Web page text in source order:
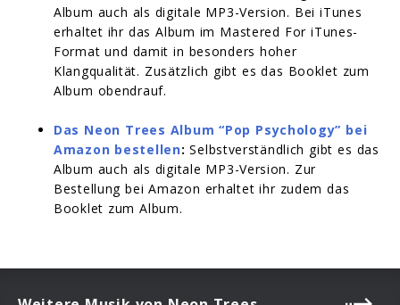
Album auch als digitale MP3-Version. Bei iTunes
erhaltet ihr das Album im Mastered For iTunes-
Format und damit in besonders hoher
Klangqualität. Zusätzlich gibt es das Booklet zum
Album obendrauf.
Das Neon Trees Album “Pop Psychology” bei
Amazon bestellen:Selbstverständlich gibt es das
Album auch als digitale MP3-Version. Zur
Bestellung bei Amazon erhaltet ihr zudem das
Booklet zum Album.